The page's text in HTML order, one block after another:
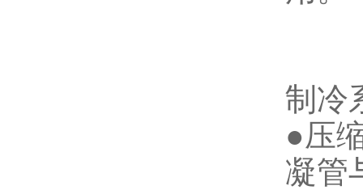
制冷
●压
凝管